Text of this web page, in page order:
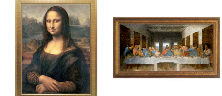
카날레토 카라바죠 카바넬
컨스터블 코로 코트 클레 클림트 터너 티쏘
티치아노 팡탱 라투르 푸생 프라고나르 프리드리히 피사로
하예츠 호머 호베마 호쿠사이 기타 화가 이요한성화